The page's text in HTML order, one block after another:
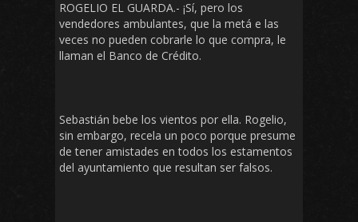
ROGELIO EL GUARDA.- ¡Sí, pero los
vendedores ambulantes, que la metá e las
veces no pueden cobrarle lo que compra, le
llaman el Banco de Crédito.
Sebastián bebe los vientos por ella. Rogelio,
sin embargo, recela un poco porque presume
de tener amistades en todos los estamentos
del ayuntamiento que resultan ser falsos.